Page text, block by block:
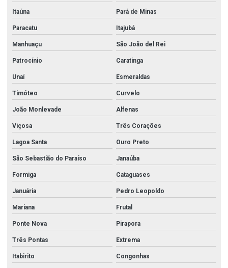
Itaúna Pará de Minas
Paracatu Itajubá
Manhuaçu São João del Rei
Patrocínio Caratinga
Unaí Esmeraldas
Timóteo Curvelo
João Monlevade Alfenas
Viçosa Três Corações
Lagoa Santa Ouro Preto
São Sebastião do Paraíso Janaúba
Formiga Cataguases
Januária Pedro Leopoldo
Mariana Frutal
Ponte Nova Pirapora
Três Pontas Extrema
Itabirito Congonhas